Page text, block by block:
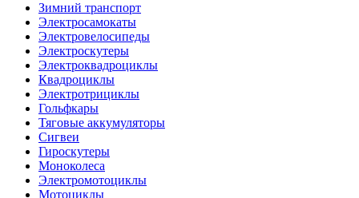
Зимний транспорт
Электросамокаты
Электровелосипеды
Электроскутеры
Электроквадроциклы
Квадроциклы
Электротрициклы
Гольфкары
Тяговые аккумуляторы
Сигвеи
Гироскутеры
Моноколеса
Электромотоциклы
Мотоциклы